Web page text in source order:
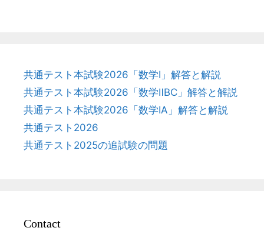
共通テスト本試験2026「数学Ⅰ」解答と解説
共通テスト本試験2026「数学ⅡBC」解答と解説
共通テスト本試験2026「数学ⅠA」解答と解説
共通テスト2026
共通テスト2025の追試験の問題
Contact